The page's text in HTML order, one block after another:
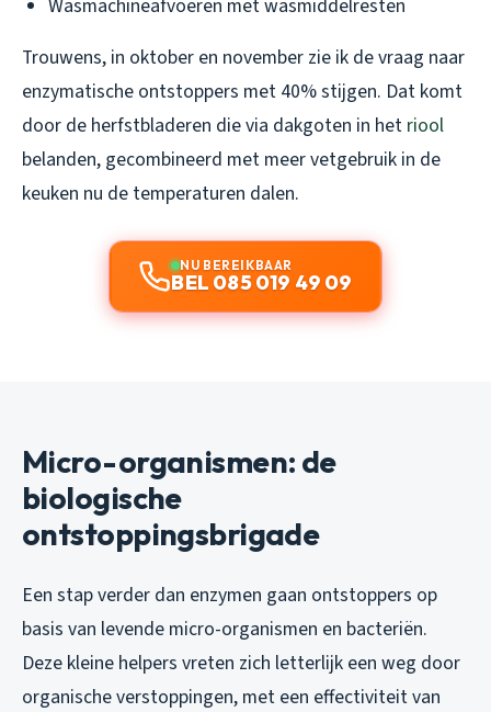
Wasmachineafvoeren met wasmiddelresten
Trouwens, in oktober en november zie ik de vraag naar
enzymatische ontstoppers met 40% stijgen. Dat komt
door de herfstbladeren die via dakgoten in het riool
belanden, gecombineerd met meer vetgebruik in de
keuken nu de temperaturen dalen.
NU BEREIKBAAR
BEL 085 019 49 09
Micro-organismen: de
biologische
ontstoppingsbrigade
Een stap verder dan enzymen gaan ontstoppers op
basis van levende micro-organismen en bacteriën.
Deze kleine helpers vreten zich letterlijk een weg door
organische verstoppingen, met een effectiviteit van